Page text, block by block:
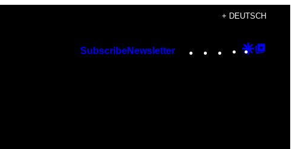
+ DEUTSCH
SubscribeNewsletter Instagram
TikTok
YouTube
Google